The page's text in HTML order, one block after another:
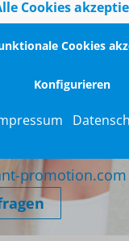
für Sie
promotion.com
Cookies
Cookies
Konfigurieren